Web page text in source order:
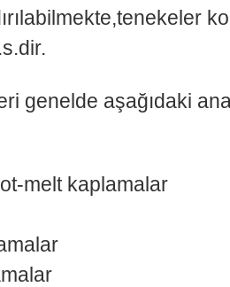
genelde aşağıdaki
melt kaplamalar